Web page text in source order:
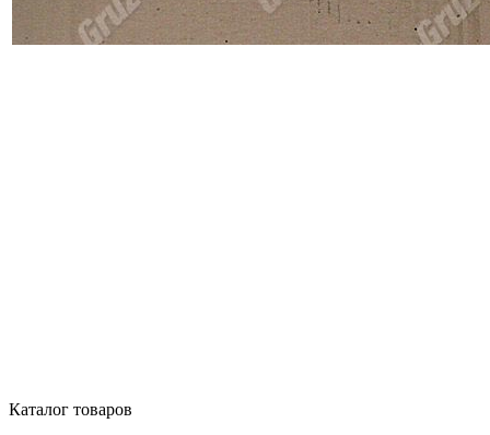
Каталог товаров